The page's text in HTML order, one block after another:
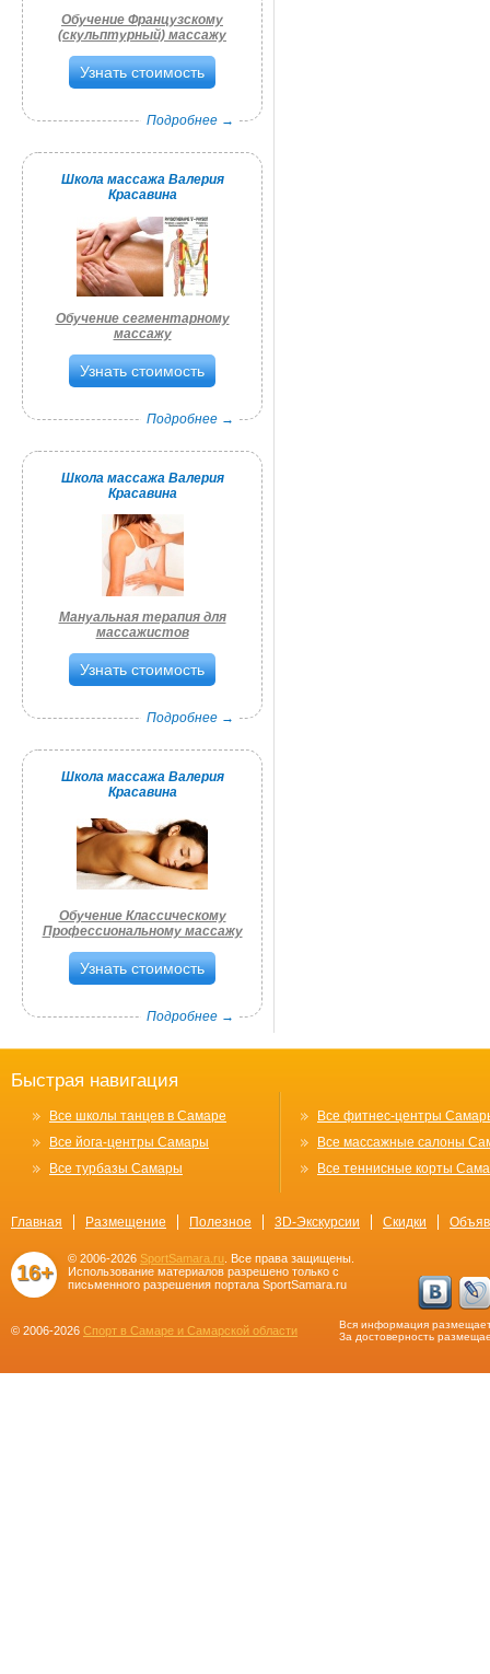
Обучение Французскому
(скульптурный) массажу
Узнать стоимость
Подробнее →
Школа массажа Валерия
Красавина
Обучение сегментарному
массажу
Узнать стоимость
Подробнее →
Школа массажа Валерия
Красавина
Мануальная терапия для
массажистов
Узнать стоимость
Подробнее →
Школа массажа Валерия
Красавина
Обучение Классическому
Профессиональному массажу
Узнать стоимость
Подробнее →
Быстрая навигация
Все школы танцев в Самаре
Все йога-центры Самары
Все турбазы Самары
Все фитнес-центры
Все массажные салоны
Все теннисные корты
Главная Размещение Полезное 3D-Экскурсии Скидки
16+
© 2006-2026 SportSamara.ru . Все права защищены.
Использование материалов разрешено только с
письменного разрешения портала SportSamara.ru
© 2006-2026 Спорт в Самаре и Самарской области
Вся информация
За достоверность